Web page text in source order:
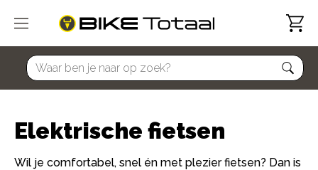
home
Elektrische fietsen
Wil je comfortabel, snel én met plezier fietsen? Dan is